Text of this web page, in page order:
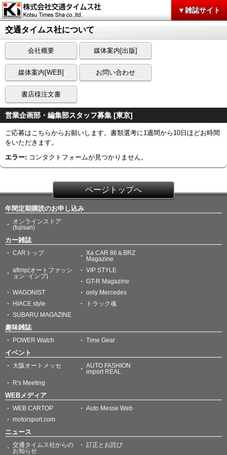
▼雑誌サイト
交通タイムス社について
会社概要 媒体案内[出版]
媒体案内[WEB] お問い合わせ
書店様注文書
営業企画部・編集部スタッフ募集 [東京]
ご応募はこちらからお願いします。書類選考に1週間から10日ほどお時間
をいただきます。
エラー: コンタクトフォームが見つかりません。
ページトップへ
年間定期購読のお申し込み
オンラインストア
(fujisan)
カー雑誌
CARトップ
Xa CAR 86＆BRZ
Magazine
afimp(オートファッシ
ョン･インプ)
VIP STYLE
GT-R Magazine
WAGONIST
only Mercedes
HIACE style
トラック魂
SUBARU MAGAZINE
趣味雑誌
POWER Watch Time Gear
イベント
大阪オートメッセ
AUTO FASHION
import REAL
R's Meeting
WEBメディア
WEB CARTOP
Auto Messe Web
motorsport.com
ニュース
交通タイムス社からの
お知らせ
訂正とお詫び